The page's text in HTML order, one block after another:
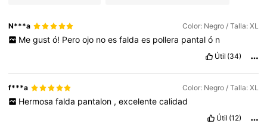
N***a Color: Negro / Talla: XL
Me gust ó! Pero ojo no es falda es pollera pantal ó n
Útil (34)
f***a Color: Negro / Talla: XL
Hermosa falda pantalon , excelente calidad
Útil (12)